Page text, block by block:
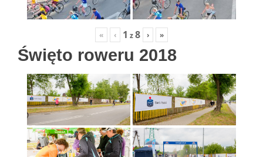
« ‹ 1 z8 › »
Święto roweru 2018